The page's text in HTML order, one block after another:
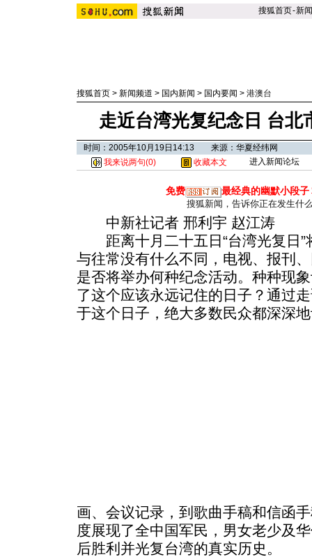
搜狐首页-新闻
搜狐首页 > 新闻频道 > 国内新闻 > 国内要闻 > 港澳台
走近台湾光复纪念日 台北
时间：2005年10月19日14:13 来源：华夏经纬网
我来说两句(0) 收藏本文 进入新闻论坛
免费 最经典的幽默小段子
搜狐新闻，告诉你正在发生什
中新社记者 邢利宇 赵江涛
距离十月二十五日“台湾光复日”
与往常没有什么不同，电视、报刊
是否将举办何种纪念活动。种种现
了这个应该永远记住的日子？通过
于这个日子，绝大多数民众都深深
画、会议记录，到歌曲手稿和信函
度展现了全中国军民，男女老少及
后胜利并光复台湾的真实历史。